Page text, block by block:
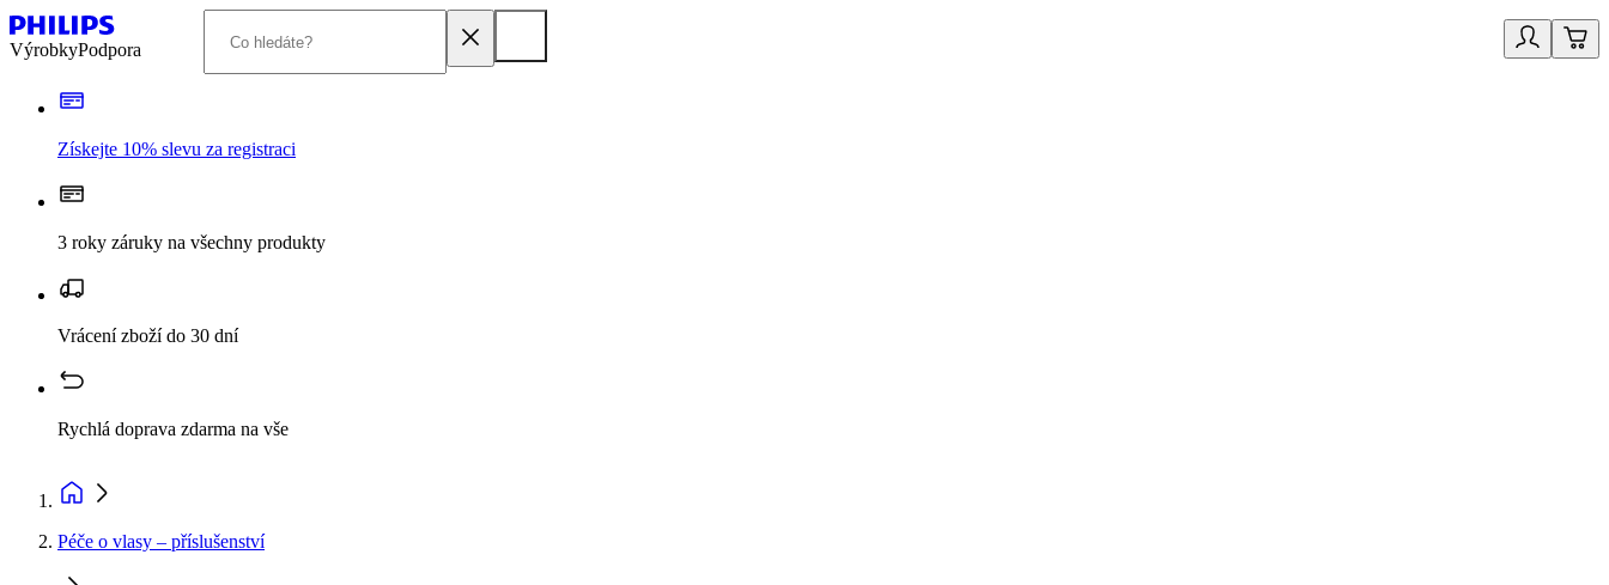
VýrobkyPodpora
Získejte 10% slevu za registraci
3 roky záruky na všechny produkty
Vrácení zboží do 30 dní
Rychlá doprava zdarma na vše
Péče o vlasy – příslušenství